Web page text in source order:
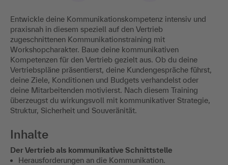
Entwickle deine Kommunikationskompetenz intensiv und
praxisnah in diesem speziell auf den Vertrieb
zugeschnittenen Kommunikationstraining mit
Workshopcharakter. Baue deine kommunikativen
Kompetenzen für den Vertrieb gezielt aus. Ob du deine
Vertriebspläne präsentierst, deine Kundengespräche führst,
deine Ziele, Konditionen und Budgets verhandelst oder
deine Mitarbeitenden motivierst. Nach diesem Training
überzeugst du wirkungsvoll mit kommunikativer Strategie,
Struktur, Sicherheit und Souveränität.
Inhalte
Der Vertrieb als kommunikative Schnittstelle
Herausforderungen an die Kommunikation.